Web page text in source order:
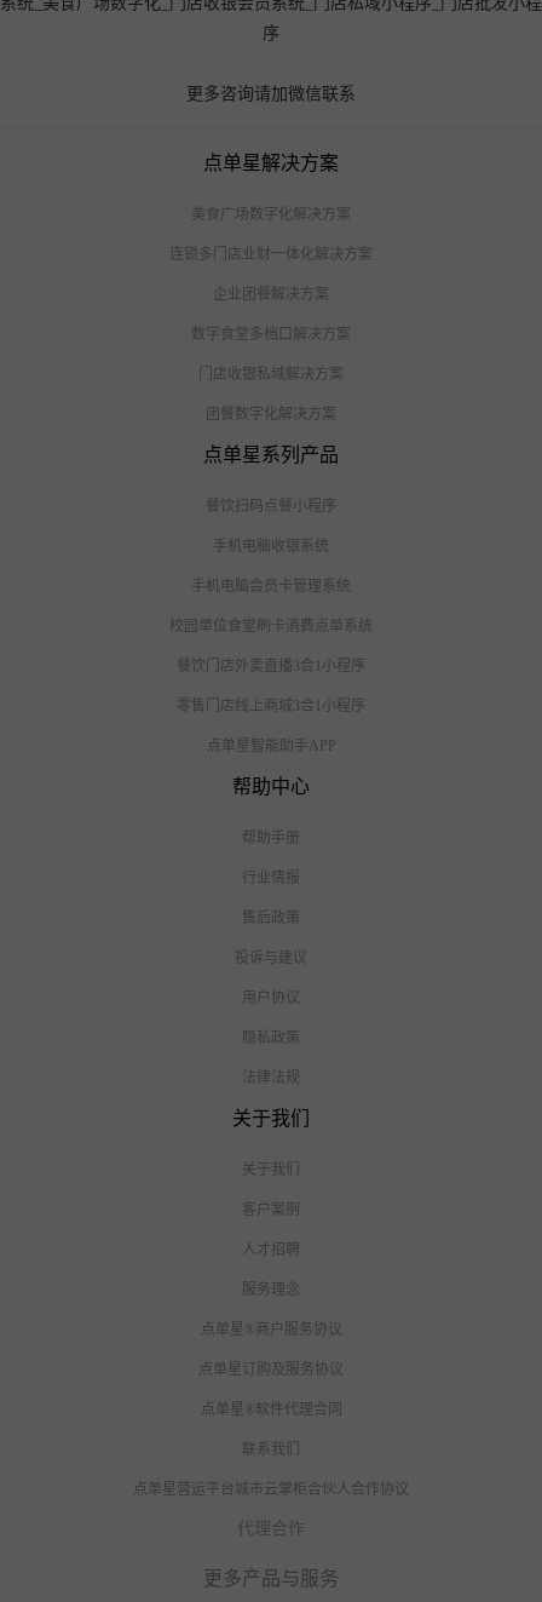
更多咨询请加微信联系
点单星解决方案
美食广场数字化解决方案
连锁多门店业财一体化解决方案
企业团餐解决方案
数字食堂多档口解决方案
门店收银私域解决方案
团餐数字化解决方案
点单星系列产品
餐饮扫码点餐小程序
手机电脑收银系统
手机电脑会员卡管理系统
校园单位食堂刷卡消费点单系统
餐饮门店外卖直播3合1小程序
零售门店线上商城3合1小程序
点单星智能助手APP
帮助中心
帮助手册
行业情报
售后政策
投诉与建议
用户协议
隐私政策
法律法规
关于我们
关于我们
客户案例
人才招聘
服务理念
点单星®商户服务协议
点单星订购及服务协议
点单星®软件代理合同
联系我们
点单星营运平台城市云掌柜合伙人合作协议
代理合作
更多产品与服务